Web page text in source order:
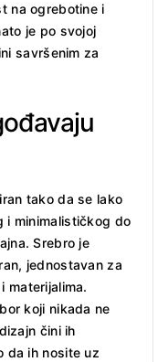
na ogrebotine i
je po svojoj
savršenim za
tako da se lako
i minimalističkog do
Srebro je
jednostavan za
materijalima.
koji nikada ne
čini ih
da ih nosite uz